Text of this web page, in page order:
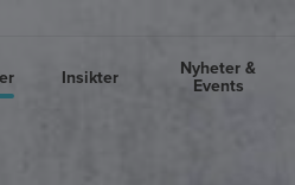
Insikter
Nyheter &
Events